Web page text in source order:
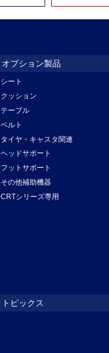
オプション製品
シート
クッション
テーブル
ベルト
タイヤ・キャスタ関連
ヘッドサポート
フットサポート
その他補助機器
CRTシリーズ専用
トピックス